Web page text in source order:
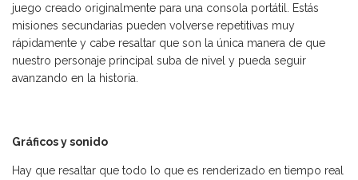
juego creado originalmente para una consola portátil. Estás
misiones secundarias pueden volverse repetitivas muy
rápidamente y cabe resaltar que son la única manera de que
nuestro personaje principal suba de nivel y pueda seguir
avanzando en la historia.
Gráficos y sonido
Hay que resaltar que todo lo que es renderizado en tiempo real